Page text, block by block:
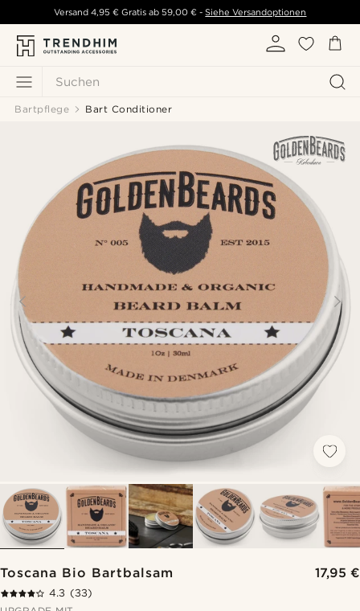
Suchen
Versand 4,95 € Gratis ab 59,00 € - Siehe Versandoptionen
Bartpflege Bart Conditioner
Toscana Bio Bartbalsam 17,95 €
4.3 (33)